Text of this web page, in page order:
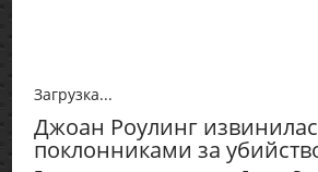
Загрузка...
Джоан Роулинг
поклонниками за